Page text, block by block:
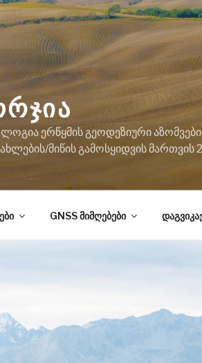
ერწყმის გეოდეზიური
მიწის გამოსყიდვის
GNSS მიმღებები